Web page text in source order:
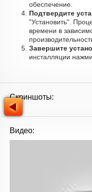
обеспечение.
Подтвердите
"Установить".
времени в
Завершите
инсталляции
Скриншоты:
Видео: